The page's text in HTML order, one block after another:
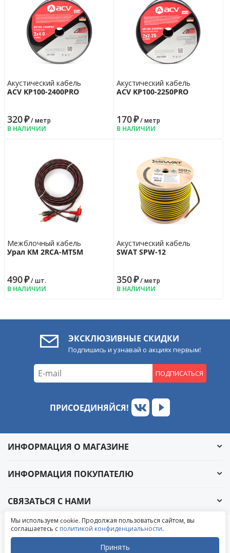
Акустический кабель
ACV KP100-2400PRO
320₽/ метр
В НАЛИЧИИ
Акустический кабель
ACV KP100-2250PRO
170₽/ метр
В НАЛИЧИИ
Межблочный кабель
Урал КМ 2RCA-МТ5М
490₽/ шт.
В НАЛИЧИИ
Акустический кабель
SWAT SPW-12
350₽/ метр
В НАЛИЧИИ
ЭКСКЛЮЗИВНЫЕ СКИДКИ
Подпишись и узнавай о акциях первым!
ПОДПИСАТЬСЯ
ПРИСОЕДИНЯЙСЯ!
ИНФОРМАЦИЯ О МАГАЗИНЕ
ИНФОРМАЦИЯ ПОКУПАТЕЛЮ
СВЯЗАТЬСЯ С НАМИ
© 2004-2026 «УралАвтоСаунд»
Написать в ВКонтакте
Написать в MAX
Мы используем cookie. Продолжая пользоваться сайтом, вы
соглашаетесь с политикой конфиденциальности.
Принять